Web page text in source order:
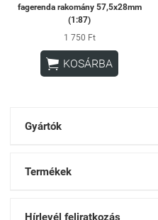
fagerenda rakomány 57,5x28mm
(1:87)
1 750 Ft
 KOSÁRBA
Gyártók
Termékek
Hírlevél feliratkozás